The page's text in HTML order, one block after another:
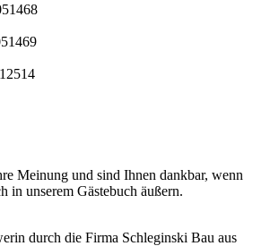
Meinung und sind Ihnen dankbar, wenn
in unserem Gästebuch äußern.
durch die Firma Schleginski Bau aus